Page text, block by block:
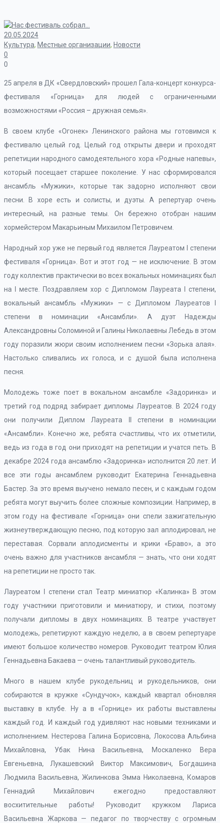
20.05.2024
Культура, Местные организации, Новости
0
0
25 апреля в ДК «Свердловский» прошел Гала-концерт конкурса-
фестиваля «Горница» для людей с ограниченными
возможностями «Россия – дружная семья».
В своем клубе «Огонек» Ленинского района мы готовимся к
фестивалю целый год. Целый год открыты двери и проходят
репетиции народного самодеятельного хора «Родные напевы»,
который посещает старшее поколение. У нас сформировался
ансамбль «Мужики», которые так задорно исполняют свои
песни. В хоре есть и солисты, и дуэты. А репертуар очень
интересный, на разные темы. Он бережно отобран нашим
хормейстером Макарьиным Михаилом Петровичем.
Народный хор уже не первый год является Лауреатом I степени
фестиваля «Горница». Вот и этот год — не исключение. В этом
году коллектив практически во всех вокальных номинациях был
на I месте. Поздравляем хор с Дипломом Лауреата I степени,
вокальный ансамбль «Мужики» — с Дипломом Лауреатов I
степени в номинации «Ансамбли». А дуэт Надежды
Александровны Соломиной и Галины Николаевны Лебедь в этом
году поразили жюри своим исполнением песни «Зорька алая».
Настолько сливались их голоса, и с душой была исполнена
песня.
Молодежь тоже поет в вокальном ансамбле «Задоринка» и
третий год подряд забирает дипломы Лауреатов. В 2024 году
они получили Диплом Лауреата II степени в номинации
«Ансамбли». Конечно же, ребята счастливы, что их отметили,
ведь из года в год они приходят на репетиции и учатся петь. В
декабре 2024 года ансамблю «Задоринка» исполнится 20 лет. И
все эти годы ансамблем руководит Екатерина Геннадьевна
Бастер. За это время выучено немало песен, и с каждым годом
ребята могут выучить более сложные композиции. Например, в
этом году на фестивале «Горница» они спели зажигательную
жизнеутверждающую песню, под которую зал аплодировал, не
переставая. Сорвали аплодисменты и крики «Браво», а это
очень важно для участников ансамбля — знать, что они ходят
на репетиции не просто так.
Лауреатом I степени стал Театр миниатюр «Калинка» В этом
году участники приготовили и миниатюру, и стихи, поэтому
получали дипломы в двух номинациях. В театре участвует
молодежь, репетируют каждую неделю, а в своем репертуаре
имеют большое количество номеров. Руководит театром Юлия
Геннадьевна Бакаева — очень талантливый руководитель.
Много в нашем клубе рукодельниц и рукодельников, они
собираются в кружке «Сундучок», каждый квартал обновляя
выставку в клубе. Ну а в «Горнице» их работы выставлены
каждый год. И каждый год удивляют нас новыми техниками и
исполнением. Нестерова Галина Борисовна, Локосова Альбина
Михайловна, Убак Нина Васильевна, Москаленко Вера
Евгеньевна, Лукашевский Виктор Максимович, Богдашина
Людмила Васильевна, Жилинкова Эмма Николаевна, Комаров
Геннадий Михайлович ежегодно предоставляют
восхитительные работы! Руководит кружком Лариса
Васильевна Жаркова — педагог по творчеству с огромным